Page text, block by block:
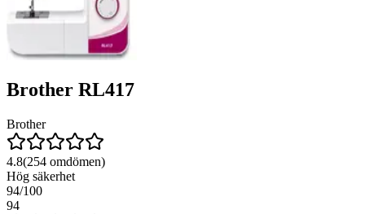
Brother RL417
Brother
4.8(254 omdömen)
Hög säkerhet
94/100
94